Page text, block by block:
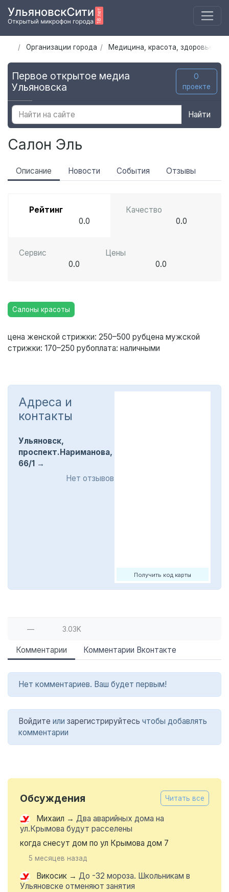
Организации города Медицина, красота, здоровье
Первое открытое медиа
Ульяновска
О
проекте
Найти
Салон Эль
Описание Новости События Отзывы
Рейтинг
0.0
Качество
0.0
Сервис
0.0
Цены
0.0
Салоны красоты
цена женской стрижки: 250–500 рубцена мужской
стрижки: 170–250 рубоплата: наличными
Получить код карты
Адреса и
контакты
Ульяновск,
проспект.Нариманова,
66/1
Нет отзывов
— 3.03K
Комментарии Комментарии Вконтакте
Нет комментариев. Ваш будет первым!
Войдите или зарегистрируйтесь чтобы добавлять
комментарии
Обсуждения Читать все
Михаил → Два аварийных дома на
ул.Крымова будут расселены
когда снесут дом по ул Крымова дом 7
5 месяцев назад
Викосик → До -32 мороза. Школьникам в
Ульяновске отменяют занятия